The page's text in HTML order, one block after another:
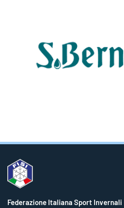
Federazione Italiana Sport Invernali